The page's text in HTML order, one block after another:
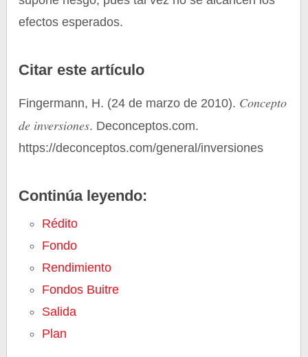
efectos esperados.
Citar este artículo
Fingermann, H. (24 de marzo de 2010). Concepto
de inversiones. Deconceptos.com.
https://deconceptos.com/general/inversiones
Continúa leyendo:
Rédito
Fondo
Rendimiento
Fondos Buitre
Salida
Plan